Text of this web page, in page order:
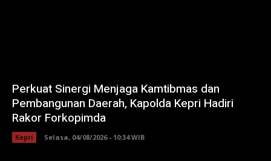
Perkuat Sinergi Menjaga Kamtibmas dan
Pembangunan Daerah, Kapolda Kepri Hadiri
Rakor Forkopimda
Kepri Selasa, 04/08/2026 - 10:34 WIB